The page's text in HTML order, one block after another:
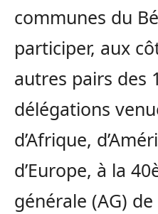
communes du
participer, aux
autres pairs des
délégations
d’Afrique,
d’Europe, à la
générale (AG) de